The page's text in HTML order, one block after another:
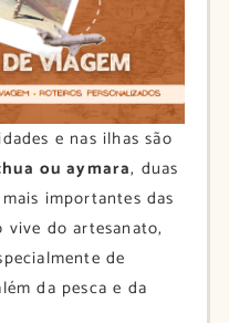
e nas ilhas são
ou aymara, duas
importantes das
vive do artesanato,
de
da pesca e da